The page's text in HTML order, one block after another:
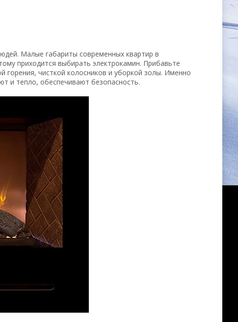
Малые габариты современных квартир в
приходится выбирать электрокамин. Прибавьте
горения, чисткой колосников и уборкой золы. Именно
и тепло, обеспечивают безопасность.